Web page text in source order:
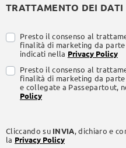
TRATTAMENTO DEI DATI
Presto il consenso al
finalità di marketing da
indicati nella Privacy Policy
Presto il consenso al
finalità di marketing da
e collegate a Passepartout,
Policy
Cliccando su INVIA, dichiaro e
la Privacy Policy